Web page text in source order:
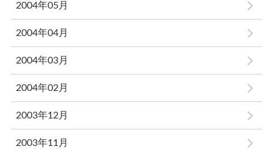
2004年05月
2004年04月
2004年03月
2004年02月
2003年12月
2003年11月